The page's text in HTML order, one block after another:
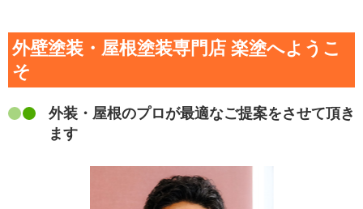
外壁塗装・屋根塗装専門店 楽塗へようこ
そ
外装・屋根のプロが最適なご提案をさせて頂き
ます